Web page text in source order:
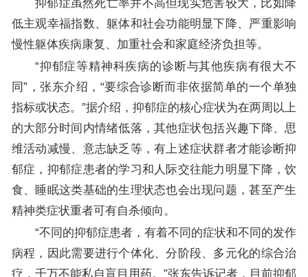
抑郁症虽然死亡率并不高但现实危害较大，比如降
低主观幸福指数、躯体和社会功能明显下降、严重影响
慢性躯体疾病康复、加重社会和家庭经济负担等。
“抑郁症等精神科疾病的诊断与其他疾病有很大不
同”，张东介绍，“要综合诊断而非依据简单的一个单独
指标或状态。”据介绍，抑郁症的核心症状为在两周以上
的大部分时间内情绪低落，其他症状包括兴趣下降、思
维活动减慢、意志缺乏等，有上述症状群者才能诊断抑
郁症，抑郁症患者的学习和人际交往能力明显下降，饮
食、睡眠这类基础的生理状态也会出现问题，甚至产生
精神类症状重者可有自杀倾向。
“不同的抑郁症患者，有着不同的症状和不同的发作
病程，因此需要进行个体化、分阶段、多元化的综合治
疗，千万不能私自盲目用药。”张东告诉记者，目前抑郁